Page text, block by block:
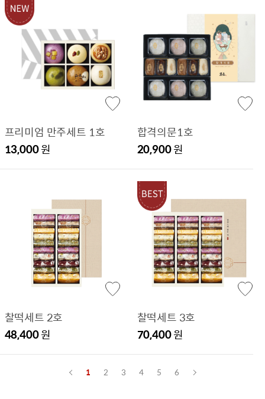
프리미엄 만주세트 1호
13,000원
합격의문1호
20,900원
찰떡세트 2호
48,400원
찰떡세트 3호
70,400원
1 2 3 4 5 6